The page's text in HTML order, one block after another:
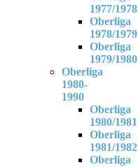
1977/1978
Oberliga
1978/1979
Oberliga
1979/1980
Oberliga
1980-
1990
Oberliga
1980/1981
Oberliga
1981/1982
Oberliga